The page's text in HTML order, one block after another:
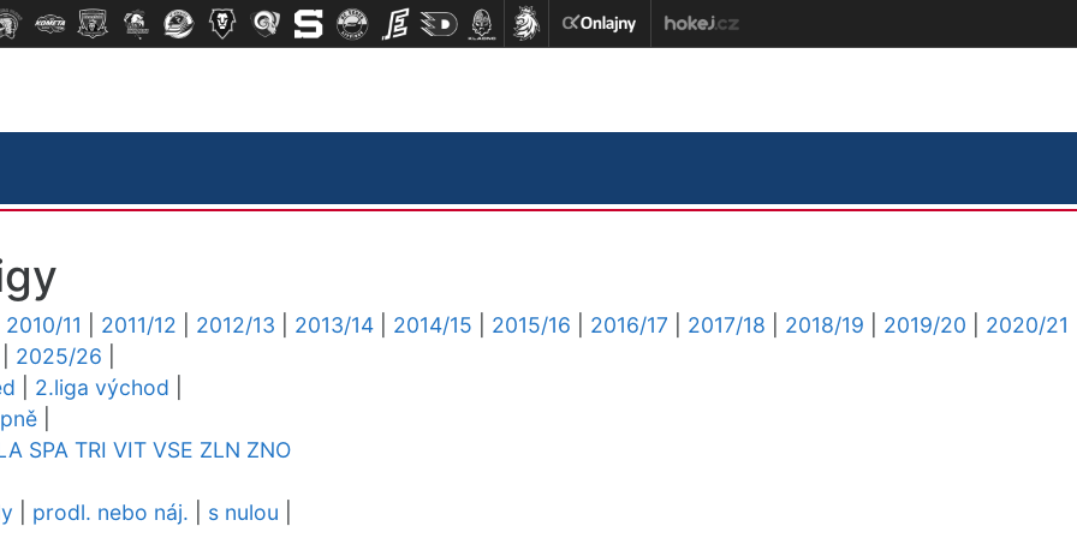
2010/11 2011/12 2012/13 2013/14 2014/15 2015/16 2016/17 2017/18 2018/19 2019/20
2020/21
2025/26
2.liga východ
SPA TRI VIT VSE ZLN ZNO
prodl. nebo náj. s nulou